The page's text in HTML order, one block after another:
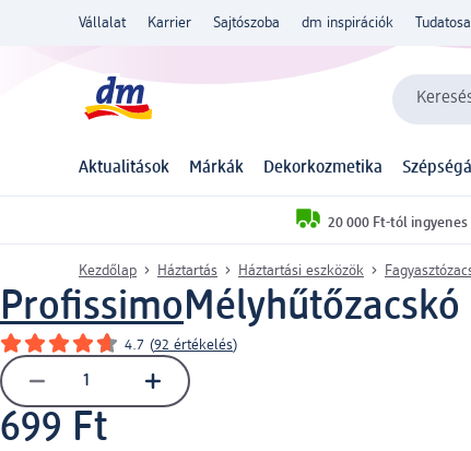
Vállalat Karrier Sajtószoba dm inspirációk
Aktualitások Márkák Dekorkozmetika
20 000 Ft-tól
Kezdőlap Háztartás Háztartási eszközök
Profissimo
4.7 (92 értékelés)
699 Ft